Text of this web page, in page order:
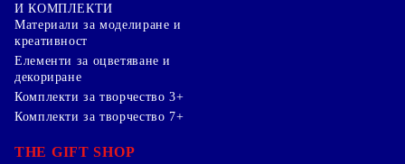
И КОМПЛЕКТИ
Mатериали за моделиране и
креативност
Елементи за оцветяване и
декориране
Комплекти за творчество 3+
Комплекти за творчество 7+
THE GIFT SHOP